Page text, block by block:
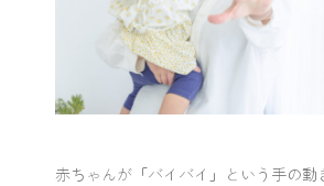
赤ちゃんが「バイバイ」という手の動